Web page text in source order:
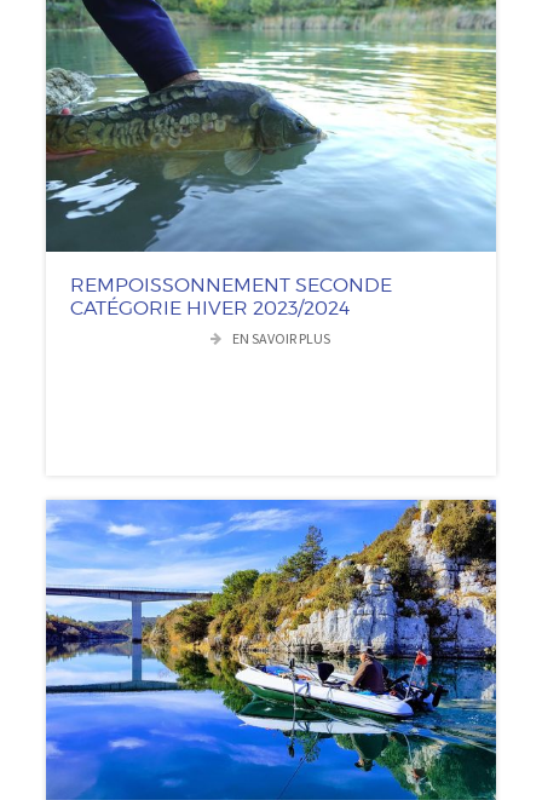
REMPOISSONNEMENT SECONDE
CATÉGORIE HIVER 2023/2024
EN SAVOIR PLUS